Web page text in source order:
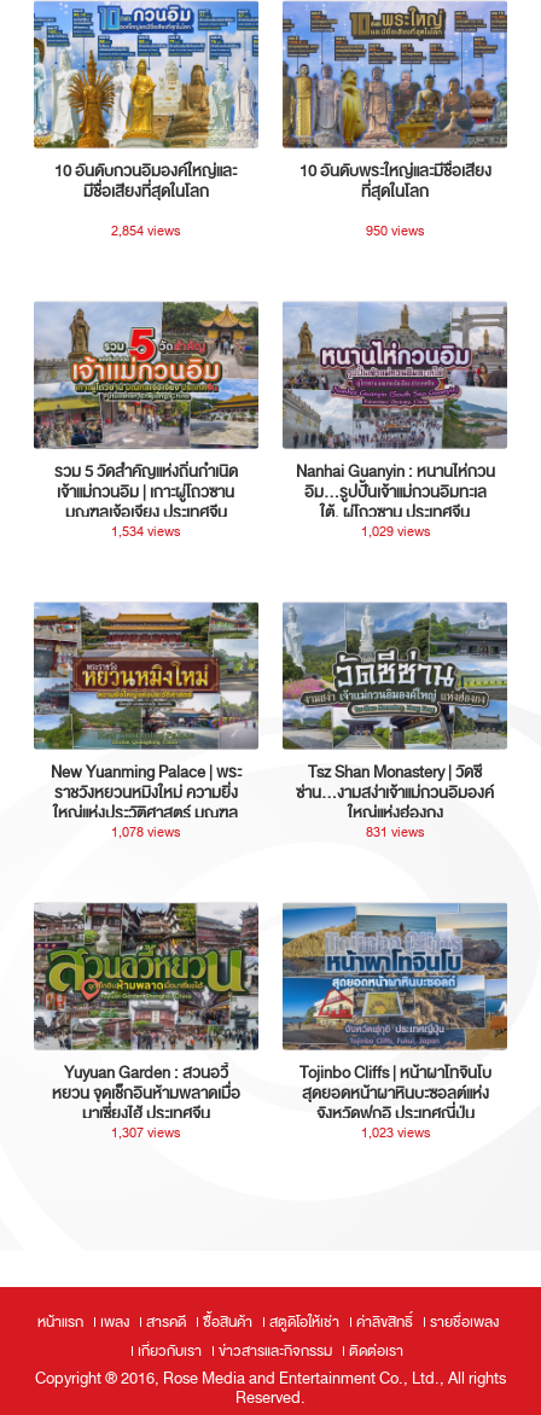
10 อันดับกวนอิมองค์ใหญ่และ
มีชื่อเสียงที่สุดในโลก
2,854 views
10 อันดับพระใหญ่และมีชื่อเสียง
ที่สุดในโลก
950 views
รวม 5 วัดสำคัญแห่งถิ่นกำเนิด
เจ้าแม่กวนอิม | เกาะผู่โถวซาน
มณฑลเจ้อเจียง ประเทศจีน
1,534 views
Nanhai Guanyin : หนานไห่กวน
อิม...รูปปั้นเจ้าแม่กวนอิมทะเล
ใต้, ผู่โถวซาน ประเทศจีน
1,029 views
New Yuanming Palace | พระ
ราชวังหยวนหมิงใหม่ ความยิ่ง
ใหญ่แห่งประวัติศาสตร์ มณฑล
กวางตุ้ง ประเทศจีน
1,078 views
Tsz Shan Monastery | วัดซี
ซ่าน…งามสง่าเจ้าแม่กวนอิมองค์
ใหญ่แห่งฮ่องกง
831 views
Yuyuan Garden : สวนอวี้
หยวน จุดเช็กอินห้ามพลาดเมื่อ
มาเซี่ยงไฮ้ ประเทศจีน
1,307 views
Tojinbo Cliffs | หน้าผาโทจินโบ
สุดยอดหน้าผาหินบะซอลต์แห่ง
จังหวัดฟุกุอิ ประเทศญี่ปุ่น
1,023 views
หน้าแรก เพลง สารคดี ซื้อสินค้า สตูดิโอให้เช่า ค่าลิขสิทธิ์
รายชื่อเพลง
เกี่ยวกับเรา
ข่าวสารและกิจกรรม ติดต่อเรา
Copyright ® 2016, Rose Media and Entertainment Co., Ltd., All rights
Reserved.